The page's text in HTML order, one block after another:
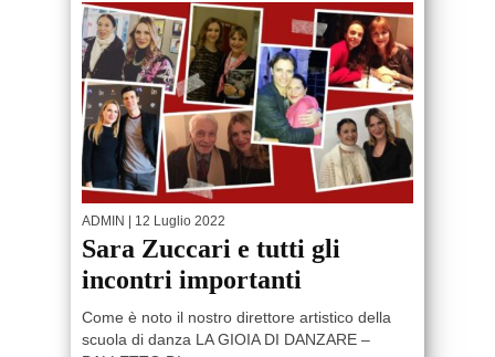
ADMIN | 12 Luglio 2022
Sara Zuccari e tutti gli
incontri importanti
Come è noto il nostro direttore artistico della
scuola di danza LA GIOIA DI DANZARE –